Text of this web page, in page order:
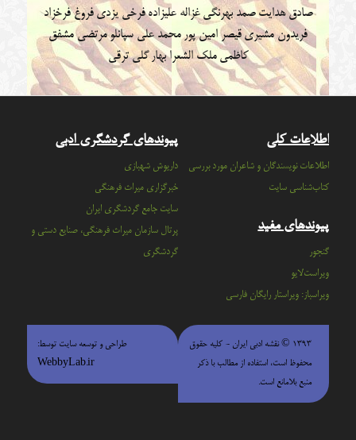
صادق هدایتصمد بهرنگی غزاله علیزادهفرخی یزدی فروغ فرخزاد
فریدون مشیری قیصر امین پور محمد علی سپانلومرتضی مشفق
کاظمی ملک الشعرا بهار گلی ترقی
اطلاعات کلی
اطلاعات نویسندگان و شاعران مورد بررسی
کتاب‌شناسی سایت
پیوندهای مفید
گنجور
ویراست‌لایو
ویراسباز: ویراستار رایگان فارسی
پیوندهای گردشگری ادبی
داریوش شهبازی
خبرگزاری میراث فرهنگی
سايت جامع گردشگري ايران
پرتال سازمان ميراث فرهنگي، صنايع دستي و
گردشگري
۱۳۹۳ © نقشه ادبی ایران - كليه حقوق
محفوظ است، استفاده از مطالب با ذكر
منبع بلامانع است.
طراحی و توسعه سایت توسط:
WebbyLab.ir